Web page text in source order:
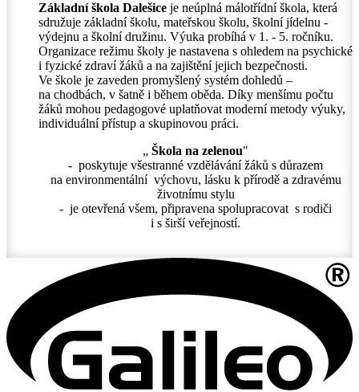
Základní škola Dalešice je neúplná málotřídní škola, která
sdružuje základní školu, mateřskou školu, školní jídelnu -
výdejnu a školní družinu. Výuka probíhá v 1. - 5. ročníku.
Organizace režimu školy je nastavena s ohledem na psychické
i fyzické zdraví žáků a na zajištění jejich bezpečnosti.
Ve škole je zaveden promyšlený systém dohledů –
na chodbách, v šatně i během oběda. Díky menšímu počtu
žáků mohou pedagogové uplatňovat moderní metody výuky,
individuální přístup a skupinovou práci.
„ Škola na zelenou"
- poskytuje všestranné vzdělávání žáků s důrazem
na environmentální výchovu, lásku k přírodě a zdravému
životnímu stylu
- je otevřená všem, připravena spolupracovat s rodiči
i s širší veřejností.